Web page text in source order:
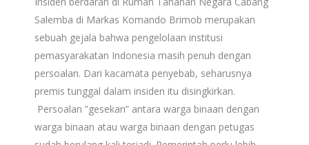
Salemba di Markas Komando Brimob merupakan
sebuah gejala bahwa pengelolaan institusi
pemasyarakatan Indonesia masih penuh dengan
persoalan. Dari kacamata penyebab, seharusnya
premis tunggal dalam insiden itu disingkirkan.
Persoalan ”gesekan” antara warga binaan dengan
warga binaan atau warga binaan dengan petugas